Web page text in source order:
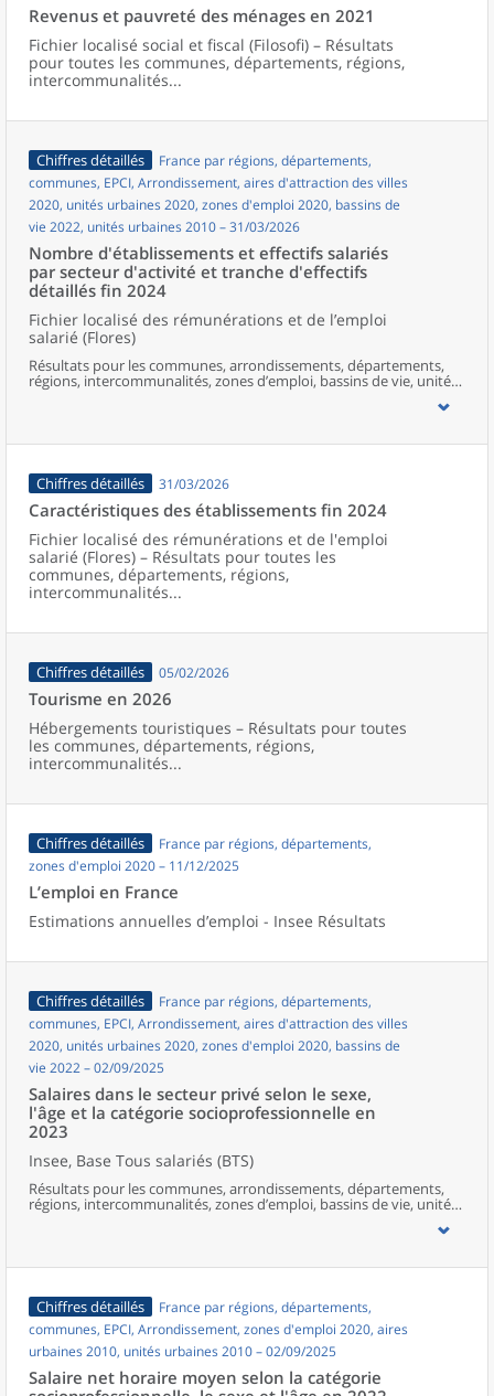
Revenus et pauvreté des ménages en 2021
Fichier localisé social et fiscal (Filosofi) – Résultats
pour toutes les communes, départements, régions,
intercommunalités...
Chiffres détaillés
France par régions, départements,
communes, EPCI, Arrondissement, aires d'attraction des villes
2020, unités urbaines 2020, zones d'emploi 2020, bassins de
vie 2022, unités urbaines 2010 – 31/03/2026
Nombre d'établissements et effectifs salariés
par secteur d'activité et tranche d'effectifs
détaillés fin 2024
Fichier localisé des rémunérations et de l’emploi
salarié (Flores)
Résultats pour les communes, arrondissements, départements,
régions, intercommunalités, zones d’emploi, bassins de vie, unités
urbaines et aires d’attraction des villes de France.
Chiffres détaillés 31/03/2026
Caractéristiques des établissements fin 2024
Fichier localisé des rémunérations et de l'emploi
salarié (Flores) – Résultats pour toutes les
communes, départements, régions,
intercommunalités...
Chiffres détaillés 05/02/2026
Tourisme en 2026
Hébergements touristiques – Résultats pour toutes
les communes, départements, régions,
intercommunalités...
Chiffres détaillés
France par régions, départements,
zones d'emploi 2020 – 11/12/2025
L’emploi en France
Estimations annuelles d’emploi - Insee Résultats
Chiffres détaillés
France par régions, départements,
communes, EPCI, Arrondissement, aires d'attraction des villes
2020, unités urbaines 2020, zones d'emploi 2020, bassins de
vie 2022 – 02/09/2025
Salaires dans le secteur privé selon le sexe,
l'âge et la catégorie socioprofessionnelle en
2023
Insee, Base Tous salariés (BTS)
Résultats pour les communes, arrondissements, départements,
régions, intercommunalités, zones d’emploi, bassins de vie, unités
urbaines et aires d’attraction des villes de France hors Mayotte.
Chiffres détaillés
France par régions, départements,
communes, EPCI, Arrondissement, zones d'emploi 2020, aires
urbaines 2010, unités urbaines 2010 – 02/09/2025
Salaire net horaire moyen selon la catégorie